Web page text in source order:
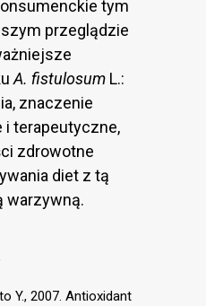
tym
przeglądzie
A. fistulosum L.:
znaczenie
i terapeutyczne,
zdrowotne
diet z tą
warzywną.
Y., 2007. Antioxidant